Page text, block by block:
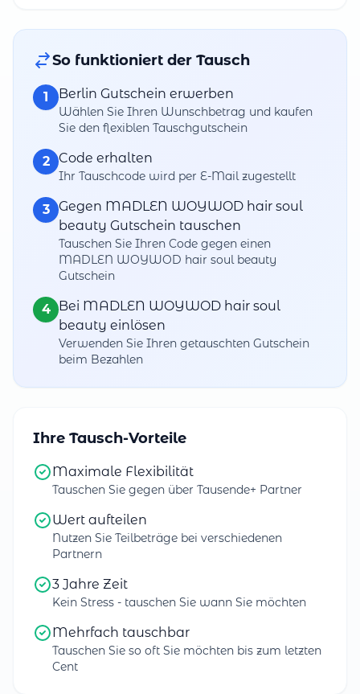
So funktioniert der Tausch
1 Berlin Gutschein erwerben
Wählen Sie Ihren Wunschbetrag und kaufen
Sie den flexiblen Tauschgutschein
2 Code erhalten
Ihr Tauschcode wird per E-Mail zugestellt
3
Gegen MADLEN WOYWOD hair soul
beauty Gutschein tauschen
Tauschen Sie Ihren Code gegen einen
MADLEN WOYWOD hair soul beauty
Gutschein
4
Bei MADLEN WOYWOD hair soul
beauty einlösen
Verwenden Sie Ihren getauschten Gutschein
beim Bezahlen
Ihre Tausch-Vorteile
Maximale Flexibilität
Tauschen Sie gegen über Tausende+ Partner
Wert aufteilen
Nutzen Sie Teilbeträge bei verschiedenen
Partnern
3 Jahre Zeit
Kein Stress - tauschen Sie wann Sie möchten
Mehrfach tauschbar
Tauschen Sie so oft Sie möchten bis zum letzten
Cent